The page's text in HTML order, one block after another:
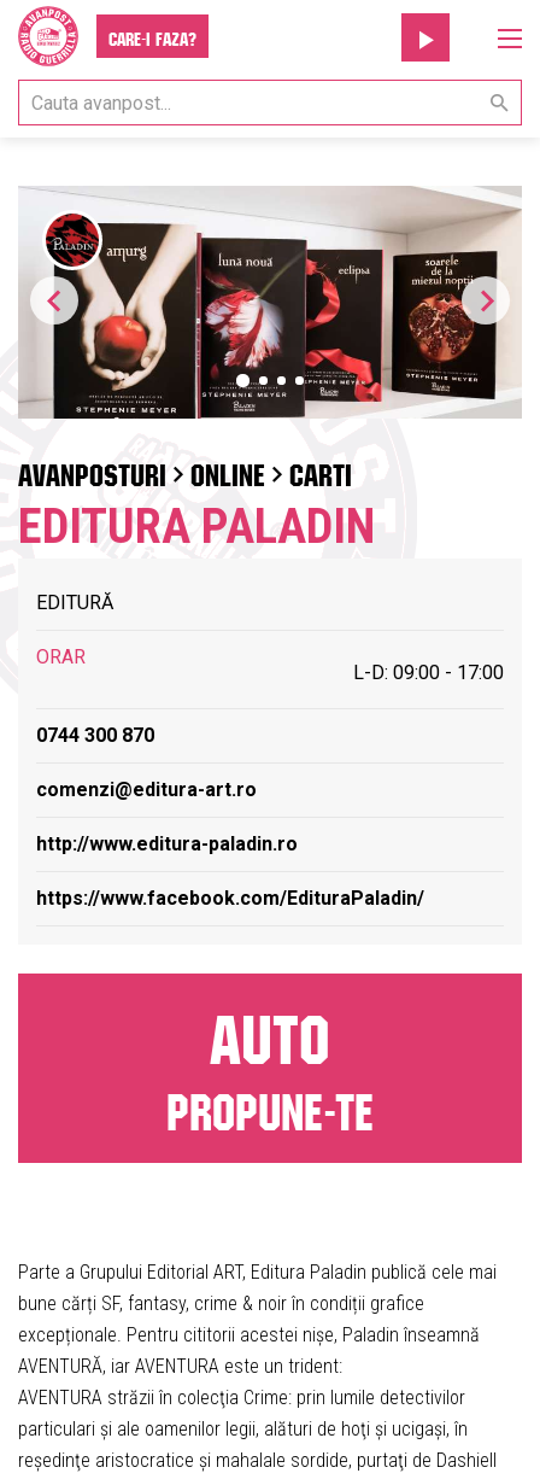
Care-i faza?
AVANPOSTURI ONLINE CARTI
EDITURA PALADIN
EDITURĂ
ORAR
L-D: 09:00 - 17:00
0744 300 870
comenzi@editura-art.ro
http://www.editura-paladin.ro
https://www.facebook.com/EdituraPaladin/
AUTO
PROPUNE-TE
Parte a Grupului Editorial ART, Editura Paladin publică cele mai
bune cărți SF, fantasy, crime & noir în condiții grafice
excepționale. Pentru cititorii acestei nișe, Paladin înseamnă
AVENTURĂ, iar AVENTURA este un trident:
AVENTURA străzii în colecţia Crime: prin lumile detectivilor
particulari şi ale oamenilor legii, alături de hoţi şi ucigaşi, în
reşedinţe aristocratice şi mahalale sordide, purtaţi de Dashiell